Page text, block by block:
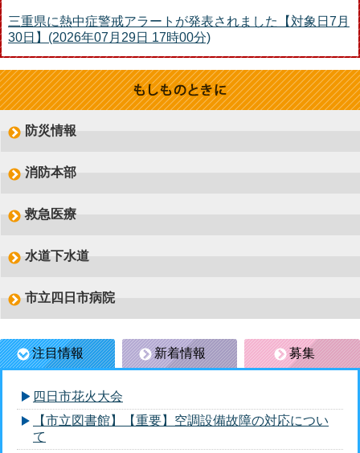
三重県に熱中症警戒アラートが発表されました【対象日7月
30日】(2026年07月29日 17時00分)
もしものときに
防災情報
消防本部
救急医療
水道下水道
市立四日市病院
注目情報 新着情報 募集
四日市花火大会
【市立図書館】【重要】空調設備故障の対応につい
て